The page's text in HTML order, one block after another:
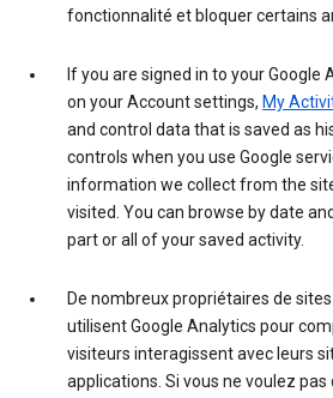
fonctionnalité et bloquer certains
If you are signed in to your Google
on your Account settings, My
and control data that is saved as
controls when you use Google
information we collect from the
visited. You can browse by date
part or all of your saved activity.
De nombreux propriétaires de
utilisent Google Analytics pour
visiteurs interagissent avec leurs
applications. Si vous ne voulez